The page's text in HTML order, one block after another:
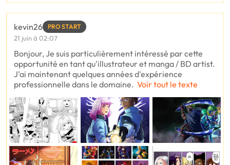
kevin26 PRO START
21 juin à 02:07
Bonjour, Je suis particulièrement intéressé par cette
opportunité en tant qu'illustrateur et manga / BD artist.
J’ai maintenant quelques années d'expérience
professionnelle dans le domaine. Voir tout le texte